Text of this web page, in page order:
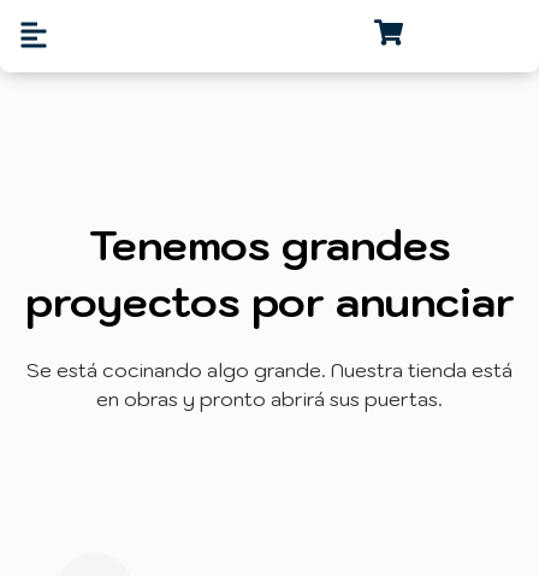
Tenemos grandes
proyectos por anunciar
Se está cocinando algo grande. Nuestra tienda está
en obras y pronto abrirá sus puertas.